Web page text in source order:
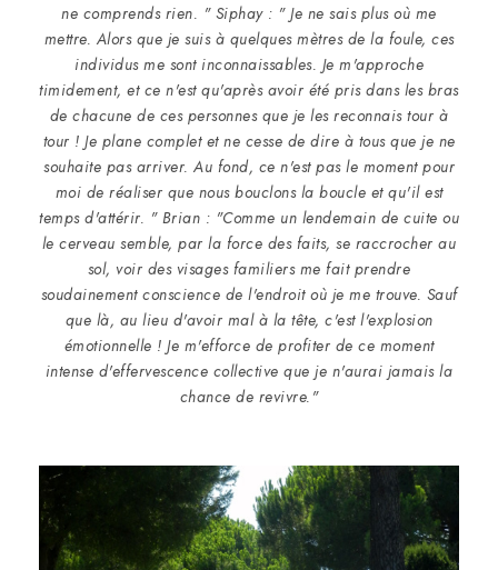
ne comprends rien. " Siphay : " Je ne sais plus où me
mettre. Alors que je suis à quelques mètres de la foule, ces
individus me sont inconnaissables. Je m'approche
timidement, et ce n'est qu'après avoir été pris dans les bras
de chacune de ces personnes que je les reconnais tour à
tour ! Je plane complet et ne cesse de dire à tous que je ne
souhaite pas arriver. Au fond, ce n'est pas le moment pour
moi de réaliser que nous bouclons la boucle et qu'il est
temps d'attérir. " Brian : "Comme un lendemain de cuite ou
le cerveau semble, par la force des faits, se raccrocher au
sol, voir des visages familiers me fait prendre
soudainement conscience de l'endroit où je me trouve. Sauf
que là, au lieu d'avoir mal à la tête, c'est l'explosion
émotionnelle ! Je m'efforce de profiter de ce moment
intense d'effervescence collective que je n'aurai jamais la
chance de revivre."